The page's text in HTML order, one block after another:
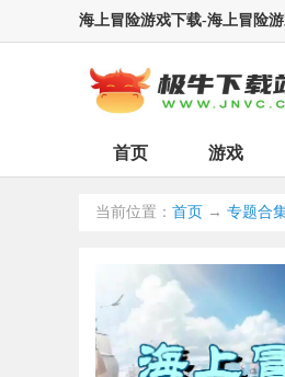
海上冒险游戏下载-海上冒险
首页 游戏
当前位置： 首页 → 专题合